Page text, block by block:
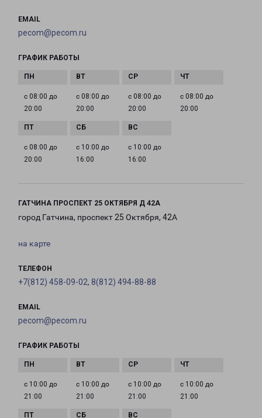
EMAIL
pecom@pecom.ru
ГРАФИК РАБОТЫ
с 08:00 до
20:00
с 08:00 до
20:00
с 08:00 до
20:00
с 08:00 до
20:00
с 08:00 до
20:00
с 10:00 до
16:00
с 10:00 до
16:00
ГАТЧИНА ПРОСПЕКТ 25 ОКТЯБРЯ Д 42А
город Гатчина, проспект 25 Октября, 42А
на карте
ТЕЛЕФОН
+7(812) 458-09-02, 8(812) 494-88-88
EMAIL
pecom@pecom.ru
ГРАФИК РАБОТЫ
с 10:00 до
21:00
с 10:00 до
21:00
с 10:00 до
21:00
с 10:00 до
21:00